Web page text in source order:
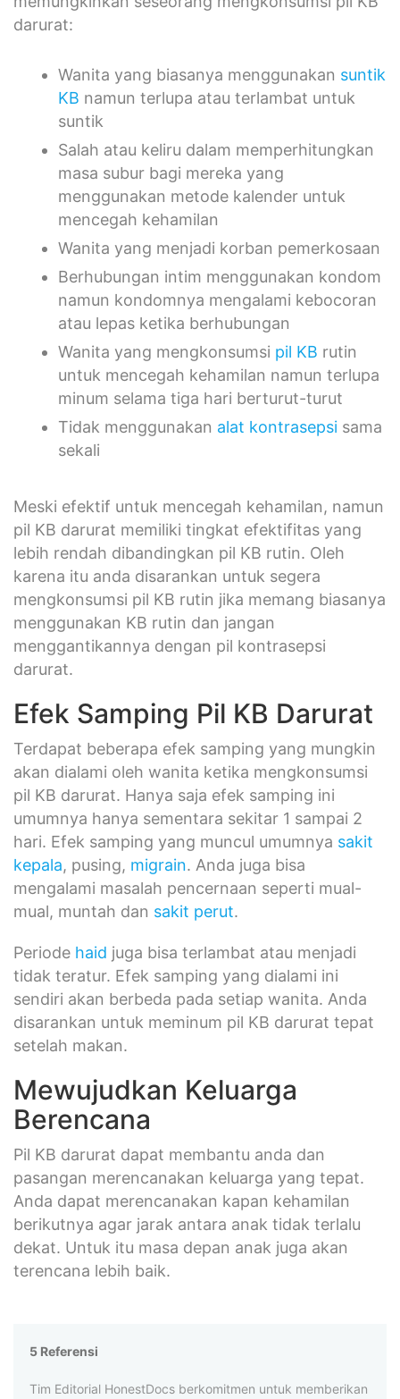
darurat:
Wanita yang biasanya menggunakan suntik
KB namun terlupa atau terlambat untuk
suntik
Salah atau keliru dalam memperhitungkan
masa subur bagi mereka yang
menggunakan metode kalender untuk
mencegah kehamilan
Wanita yang menjadi korban pemerkosaan
Berhubungan intim menggunakan kondom
namun kondomnya mengalami kebocoran
atau lepas ketika berhubungan
Wanita yang mengkonsumsi pil KB rutin
untuk mencegah kehamilan namun terlupa
minum selama tiga hari berturut-turut
Tidak menggunakan alat kontrasepsi sama
sekali
Meski efektif untuk mencegah kehamilan, namun
pil KB darurat memiliki tingkat efektifitas yang
lebih rendah dibandingkan pil KB rutin. Oleh
karena itu anda disarankan untuk segera
mengkonsumsi pil KB rutin jika memang biasanya
menggunakan KB rutin dan jangan
menggantikannya dengan pil kontrasepsi
darurat.
Efek Samping Pil KB Darurat
Terdapat beberapa efek samping yang mungkin
akan dialami oleh wanita ketika mengkonsumsi
pil KB darurat. Hanya saja efek samping ini
umumnya hanya sementara sekitar 1 sampai 2
hari. Efek samping yang muncul umumnya sakit
kepala, pusing, migrain. Anda juga bisa
mengalami masalah pencernaan seperti mual-
mual, muntah dan sakit perut.
Periode haid juga bisa terlambat atau menjadi
tidak teratur. Efek samping yang dialami ini
sendiri akan berbeda pada setiap wanita. Anda
disarankan untuk meminum pil KB darurat tepat
setelah makan.
Mewujudkan Keluarga
Berencana
Pil KB darurat dapat membantu anda dan
pasangan merencanakan keluarga yang tepat.
Anda dapat merencanakan kapan kehamilan
berikutnya agar jarak antara anak tidak terlalu
dekat. Untuk itu masa depan anak juga akan
terencana lebih baik.
5 Referensi
Tim Editorial HonestDocs berkomitmen untuk memberikan